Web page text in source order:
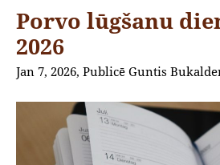
Porvo lūgšanu
2026
Jan 7, 2026, Publicē Guntis